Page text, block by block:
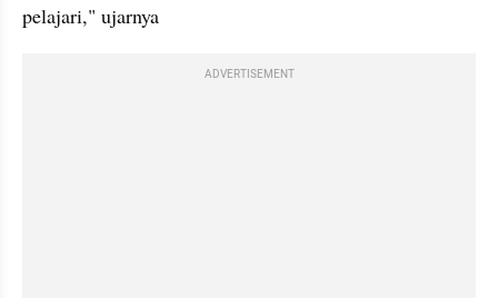
pelajari," ujarnya
ADVERTISEMENT